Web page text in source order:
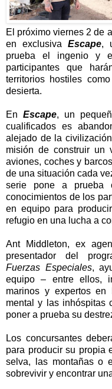
El próximo viernes 2 de
en exclusivaEscape,
prueba el ingenio y
participantes que
territorios hostiles
desierta.
En Escape, un
cualificados es
alejado de la
misión de construir un
aviones, coches y
de una situación cada
serie pone a prueba
conocimientos de los
en equipo para
refugio en una lucha a
Ant Middleton, ex
presentador del
Fuerzas Especiales,
equipo – entre ellos,
marinos y expertos
mental y las inhóspitas
poner a prueba su
Los concursantes
para producir su propia
selva, las montañas o
sobrevivir y encontrar